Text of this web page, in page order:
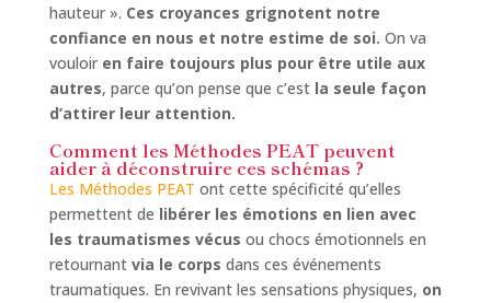
hauteur ». Ces croyances grignotent notre
confiance en nous et notre estime de soi. On va
vouloir en faire toujours plus pour être utile aux
autres, parce qu’on pense que c’est la seule façon
d’attirer leur attention.
Comment les Méthodes PEAT peuvent
aider à déconstruire ces schémas ?
Les Méthodes PEAT ont cette spécificité qu’elles
permettent de libérer les émotions en lien avec
les traumatismes vécus ou chocs émotionnels en
retournant via le corps dans ces événements
traumatiques. En revivant les sensations physiques, on